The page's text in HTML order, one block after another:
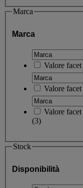
Marca
Marca
Valore facet
Valore facet
Valore facet
(3)
Stock
Disponibilità